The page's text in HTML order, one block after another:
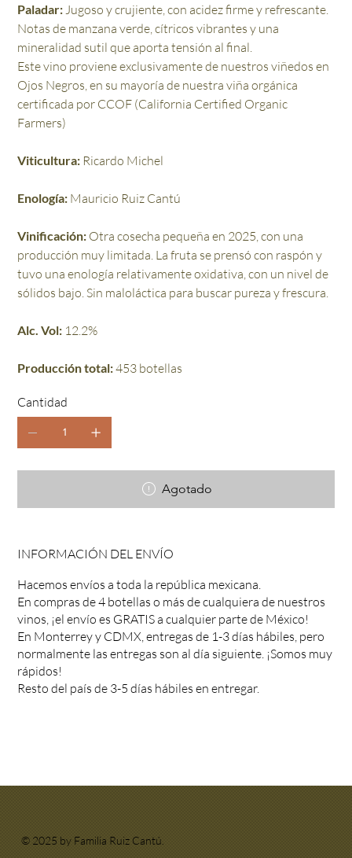
Paladar: Jugoso y crujiente, con acidez firme y refrescante.
Notas de manzana verde, cítricos vibrantes y una
mineralidad sutil que aporta tensión al final.
Este vino proviene exclusivamente de nuestros viñedos en
Ojos Negros, en su mayoría de nuestra viña orgánica
certificada por CCOF (California Certified Organic
Farmers)
Viticultura: Ricardo Michel
Enología: Mauricio Ruiz Cantú
Vinificación: Otra cosecha pequeña en 2025, con una
producción muy limitada. La fruta se prensó con raspón y
tuvo una enología relativamente oxidativa, con un nivel de
sólidos bajo. Sin maloláctica para buscar pureza y frescura.
Alc. Vol: 12.2%
Producción total:453 botellas
Cantidad
Agotado
INFORMACIÓN DEL ENVÍO
Hacemos envíos a toda la república mexicana.
En compras de 4 botellas o más de cualquiera de nuestros
vinos, ¡el envío es GRATIS a cualquier parte de México!
En Monterrey y CDMX, entregas de 1-3 días hábiles, pero
normalmente las entregas son al día siguiente. ¡Somos muy
rápidos!
Resto del país de 3-5 días hábiles en entregar.
© 2025 by Familia Ruiz Cantú.